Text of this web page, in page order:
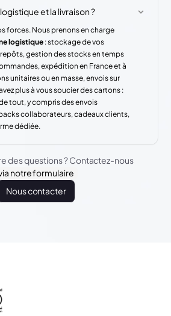
et la livraison ?
forces. Nous prenons en charge
logistique : stockage de vos
gestion des stocks en temps
expédition en France et à
unitaires ou en masse, envois sur
plus à vous soucier des cartons :
tout, y compris des envois
collaborateurs, cadeaux clients,
dédiée.
des questions ? Contactez-nous
notre formulaire
Nous contacter